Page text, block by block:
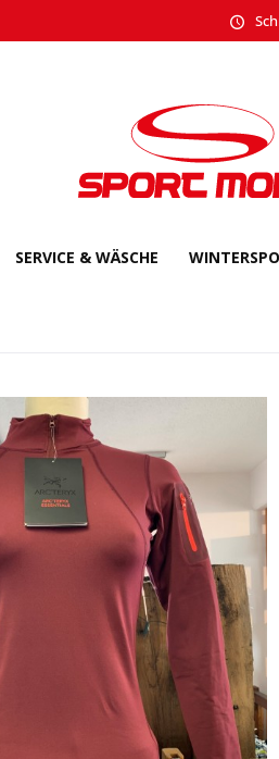
SERVICE & WÄSCHE